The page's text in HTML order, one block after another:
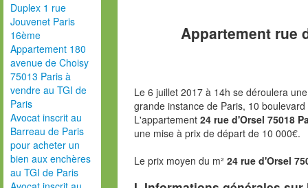
Duplex 1 rue
Jouvenet Paris
16ème
Appartement 180
avenue de Choisy
75013 Paris à
vendre au TGI de
Paris
Avocat inscrit au
Barreau de Paris
pour acheter un
bien aux enchères
au TGI de Paris
Appartement rue
Le 6 juillet 2017 à 14h se déroulera
grande instance de Paris, 10
L'appartement 24 rue d'Orsel 75018
une mise à prix de départ de 10 000€.
Le prix moyen du m² 24 rue d'Orsel